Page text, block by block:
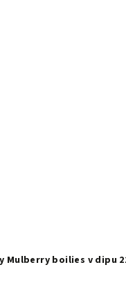
Mulberry boilies v dipu